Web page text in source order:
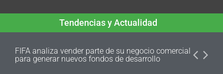
Tendencias y Actualidad
FIFA analiza vender parte de su negocio comercial
para generar nuevos fondos de desarrollo